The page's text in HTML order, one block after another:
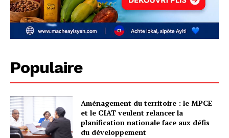
Populaire
Aménagement du territoire : le MPCE
et le CIAT veulent relancer la
planification nationale face aux défis
du développement